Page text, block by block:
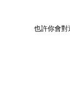
也許你會對